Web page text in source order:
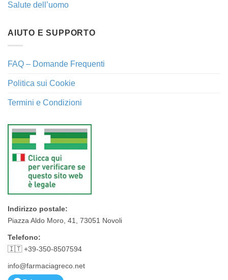
Salute dell’uomo
AIUTO E SUPPORTO
FAQ – Domande Frequenti
Politica sui Cookie
Termini e Condizioni
Indirizzo postale:
Piazza Aldo Moro, 41, 73051 Novoli
Telefono:
🇮🇹 +39-350-8507594
info@farmaciagreco.net